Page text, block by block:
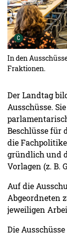
C Urheber der
In den
Fraktionen.
Der Landtag
Ausschüsse.
Beschlüsse für
die
gründlich und
Vorlagen (z. B.
Auf die
Abgeordneten
jeweiligen
Die